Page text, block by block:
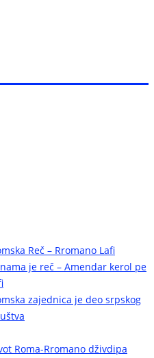
Reč – Rromano Lafi
je reč – Amendar kerol pe
zajednica je deo srpskog
Roma-Rromano dživdipa